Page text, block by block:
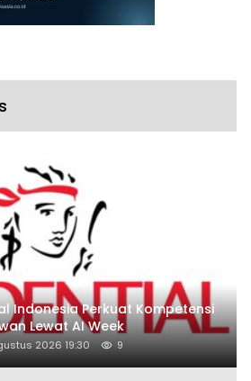
Indonesia Perkuat Kompetensi
Lewat AI Week
2026 19:30 9